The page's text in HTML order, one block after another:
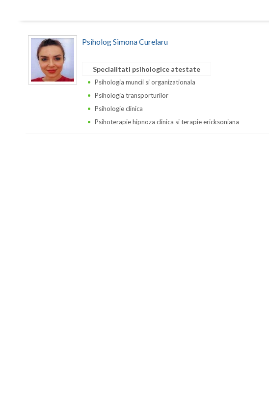
Psiholog Simona Curelaru
Specialitati psihologice atestate
Psihologia muncii si organizationala
Psihologia transporturilor
Psihologie clinica
Psihoterapie hipnoza clinica si terapie ericksoniana